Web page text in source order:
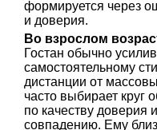
формируется через
и доверия.
Во взрослом
Гостан обычно
самостоятельному
дистанции от
часто выбирает круг
по качеству доверия
совпадению. Ему